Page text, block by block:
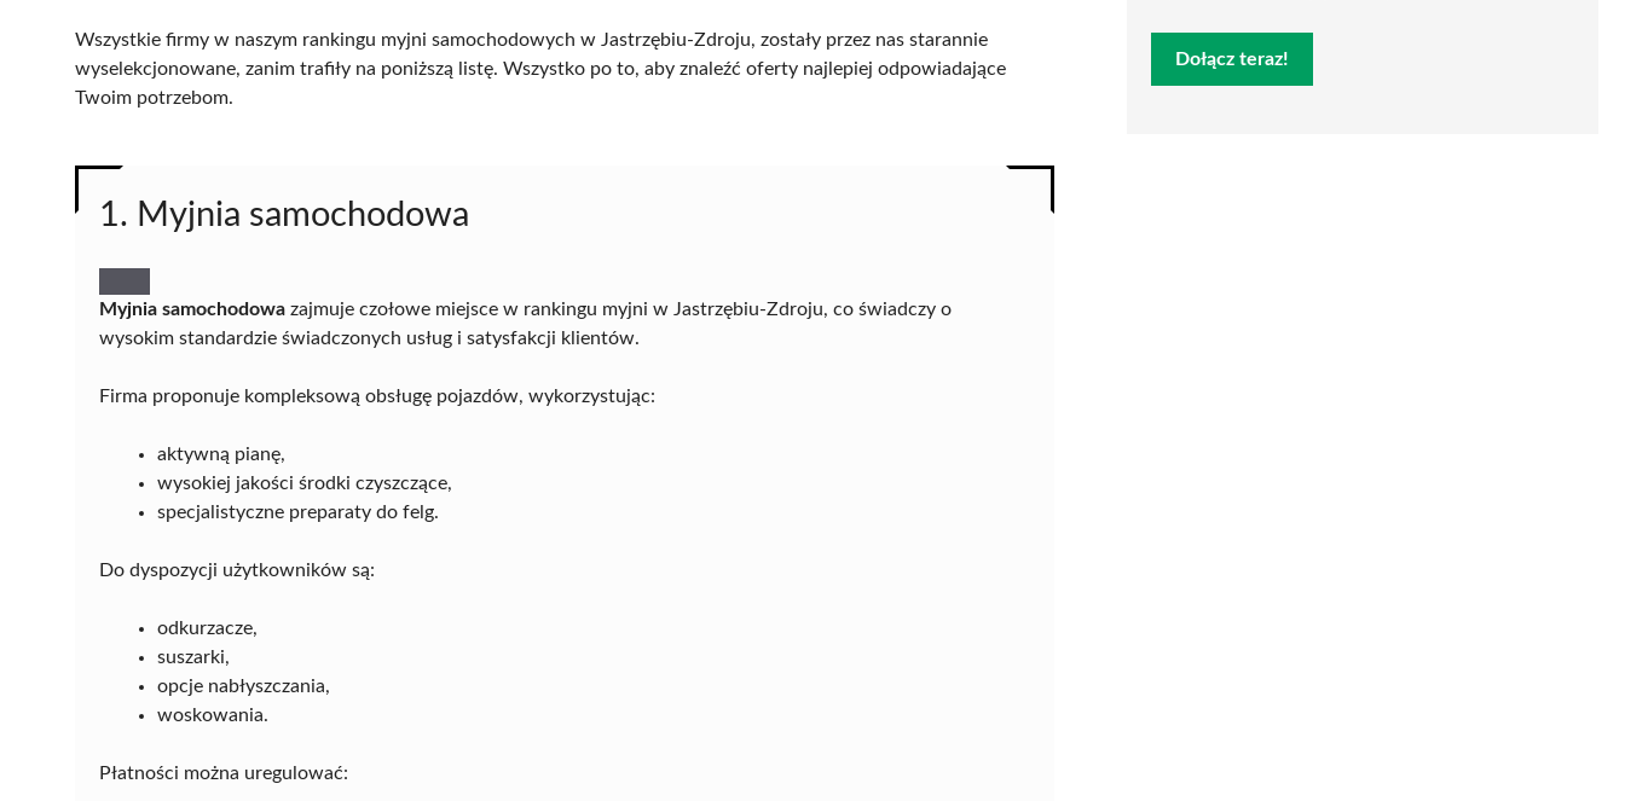
Wszystkie firmy w naszym rankingu myjni samochodowych w Jastrzębiu-Zdroju, zostały przez nas starannie
wyselekcjonowane, zanim trafiły na poniższą listę. Wszystko po to, aby znaleźć oferty najlepiej odpowiadające
Twoim potrzebom.
1. Myjnia samochodowa
Myjnia samochodowa zajmuje czołowe miejsce w rankingu myjni w Jastrzębiu-Zdroju, co świadczy o
wysokim standardzie świadczonych usług i satysfakcji klientów.
Firma proponuje kompleksową obsługę pojazdów, wykorzystując:
aktywną pianę,
wysokiej jakości środki czyszczące,
specjalistyczne preparaty do felg.
Do dyspozycji użytkowników są:
odkurzacze,
suszarki,
opcje nabłyszczania,
woskowania.
Płatności można uregulować:
Dołącz teraz!